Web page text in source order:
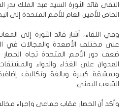
التقى قائد الثورة السيد عبد الملك بدر
الخاص للأمين العام للأمم المتحدة إلى
وفي اللقاء، أشار قائد الثورة إلى
على مختلف الأصعدة والمجالات في
ضعف دور الأمم المتحدة تجاه الحصار
العدوان على الغذاء والدواء
وبمشقة كبيرة وبالغة وتكاليف
الشعب اليمني.
وأكد أن الحصار عقاب جماعي وإجراء